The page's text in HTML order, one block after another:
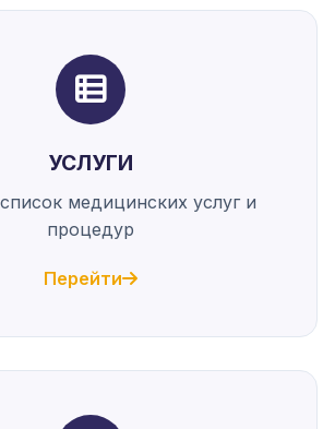
УСЛУГИ
медицинских услуг и
процедур
Перейти